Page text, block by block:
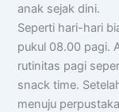
anak sejak dini.
Seperti hari-hari
pukul 08.00 pagi.
rutinitas pagi
snack time.
menuju